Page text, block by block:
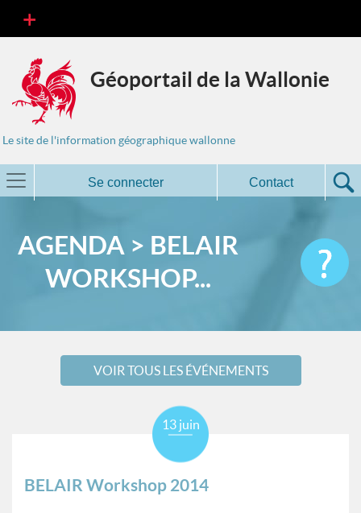
Géoportail de la Wallonie
Le site de l'information géographique wallonne
Se connecter Contact
AGENDA > BELAIR
WORKSHOP...
VOIR TOUS LES ÉVÉNEMENTS
BELAIR Workshop 2014
13 juin